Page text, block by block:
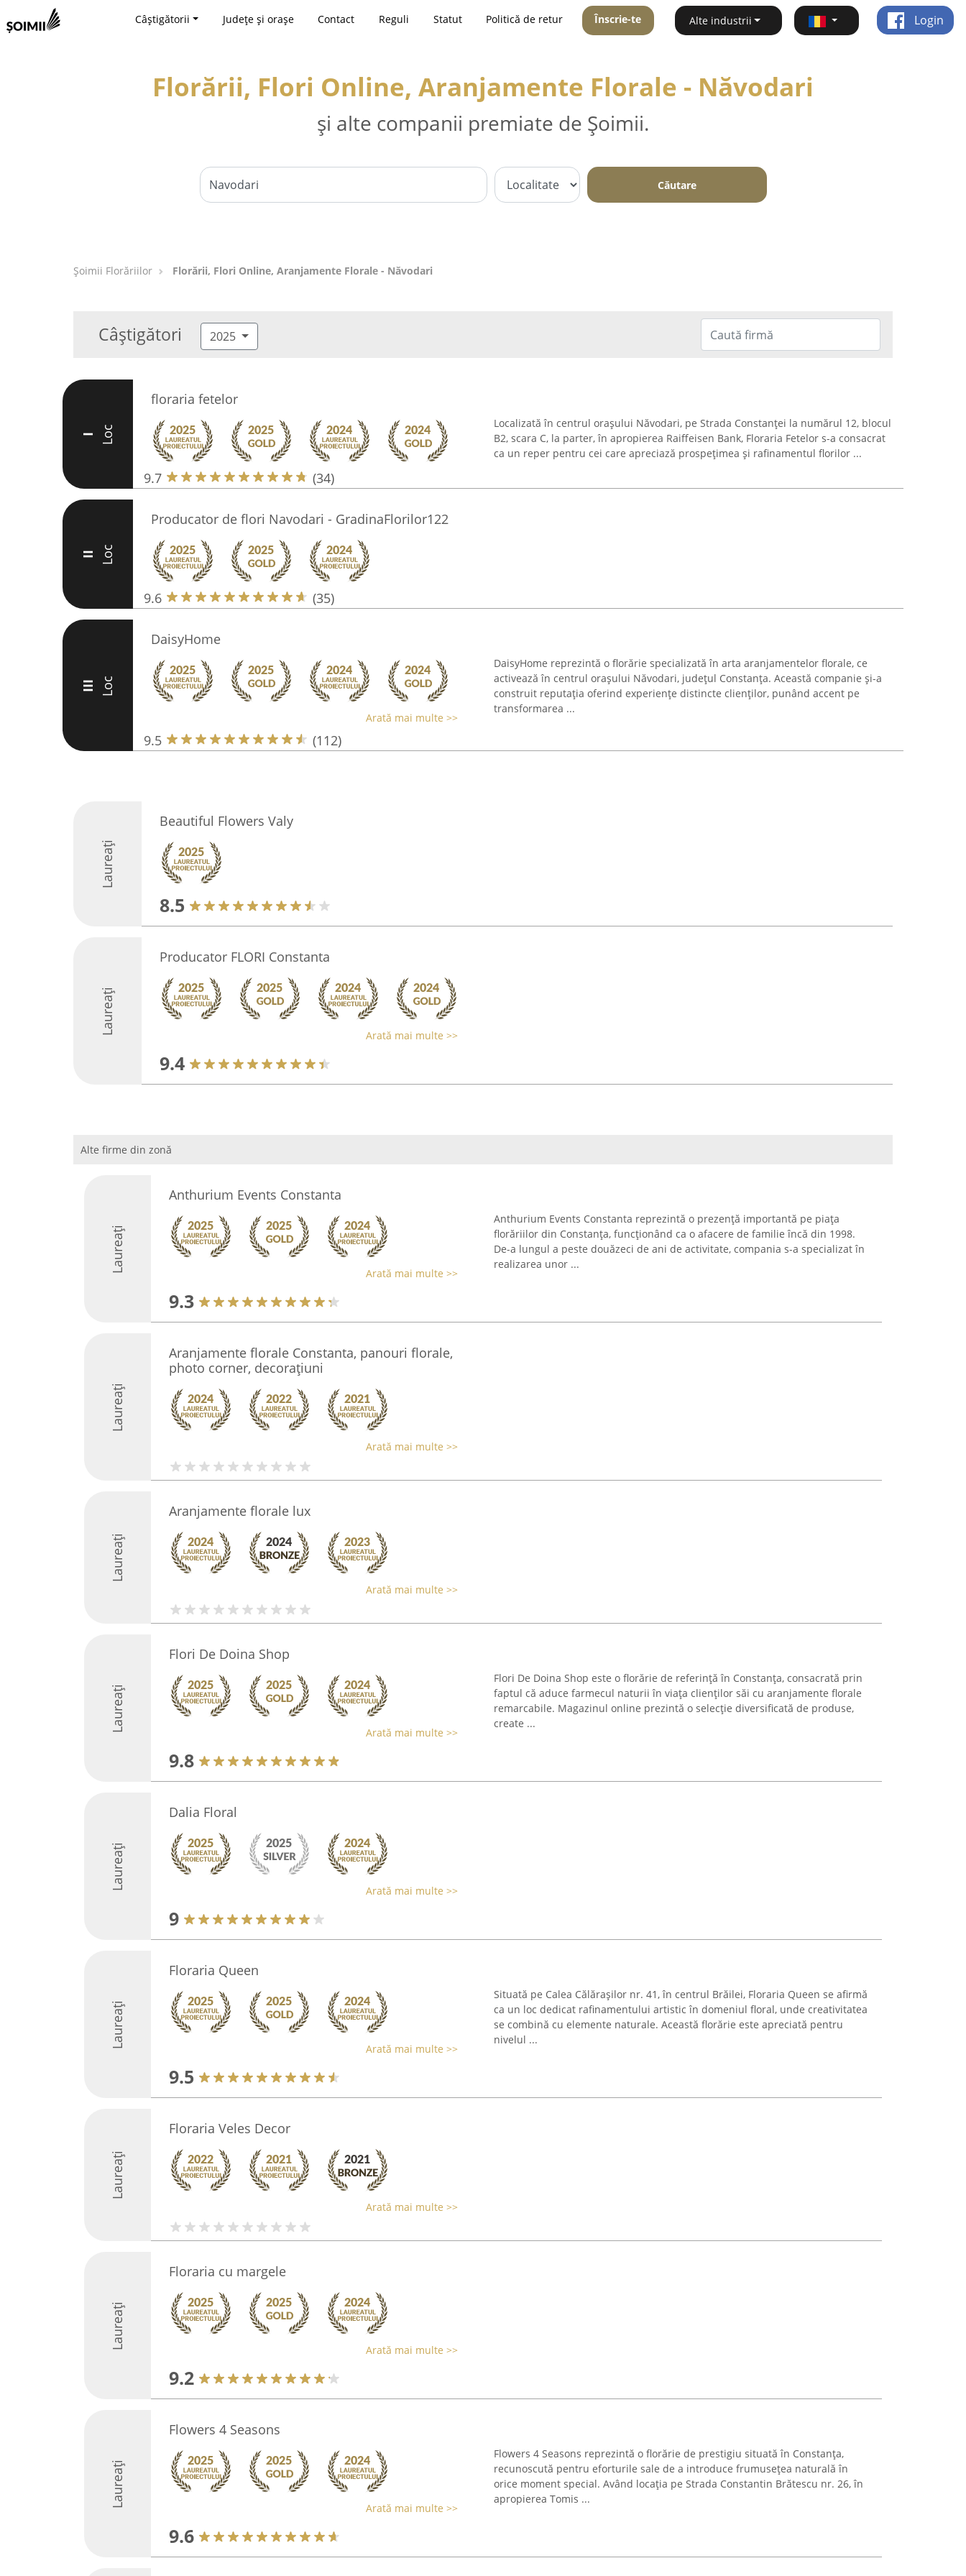
Câștigătorii Județe și orașe Contact Reguli Statut Politică de retur Înscrie-te Alte industrii Login
Florării, Flori Online, Aranjamente Florale - Năvodari
și alte companii premiate de Șoimii.
Căutare
Șoimii Florăriilor Florării, Flori Online, Aranjamente Florale - Năvodari
Câștigători 2025
I Loc
floraria fetelor
9.7 (34)
Localizată în centrul orașului Năvodari, pe Strada Constanței la numărul 12, blocul
B2, scara C, la parter, în apropierea Raiffeisen Bank, Floraria Fetelor s-a consacrat
ca un reper pentru cei care apreciază prospețimea și rafinamentul florilor ...
II Loc
Producator de flori Navodari - GradinaFlorilor122
9.6 (35)
III Loc
DaisyHome
Arată mai multe >>
9.5 (112)
DaisyHome reprezintă o florărie specializată în arta aranjamentelor florale, ce
activează în centrul orașului Năvodari, județul Constanța. Această companie și-a
construit reputația oferind experiențe distincte clienților, punând accent pe
transformarea ...
Laureați
Beautiful Flowers Valy
8.5
Laureați
Producator FLORI Constanta
Arată mai multe >>
9.4
Alte firme din zonă
Laureați
Anthurium Events Constanta
Arată mai multe >>
9.3
Anthurium Events Constanta reprezintă o prezență importantă pe piața
florăriilor din Constanța, funcționând ca o afacere de familie încă din 1998.
De-a lungul a peste douăzeci de ani de activitate, compania s-a specializat în
realizarea unor ...
Laureați
Aranjamente florale Constanta, panouri florale,
photo corner, decorațiuni
Arată mai multe >>
Laureați
Aranjamente florale lux
Arată mai multe >>
Laureați
Flori De Doina Shop
Arată mai multe >>
9.8
Flori De Doina Shop este o florărie de referință în Constanța, consacrată prin
faptul că aduce farmecul naturii în viața clienților săi cu aranjamente florale
remarcabile. Magazinul online prezintă o selecție diversificată de produse,
create ...
Laureați
Dalia Floral
Arată mai multe >>
9
Laureați
Floraria Queen
Arată mai multe >>
9.5
Situată pe Calea Călărașilor nr. 41, în centrul Brăilei, Floraria Queen se afirmă
ca un loc dedicat rafinamentului artistic în domeniul floral, unde creativitatea
se combină cu elemente naturale. Această florărie este apreciată pentru
nivelul ...
Laureați
Floraria Veles Decor
Arată mai multe >>
Laureați
Floraria cu margele
Arată mai multe >>
9.2
Laureați
Flowers 4 Seasons
Arată mai multe >>
9.6
Flowers 4 Seasons reprezintă o florărie de prestigiu situată în Constanța,
recunoscută pentru eforturile sale de a introduce frumusețea naturală în
orice moment special. Având locația pe Strada Constantin Brătescu nr. 26, în
apropierea Tomis ...